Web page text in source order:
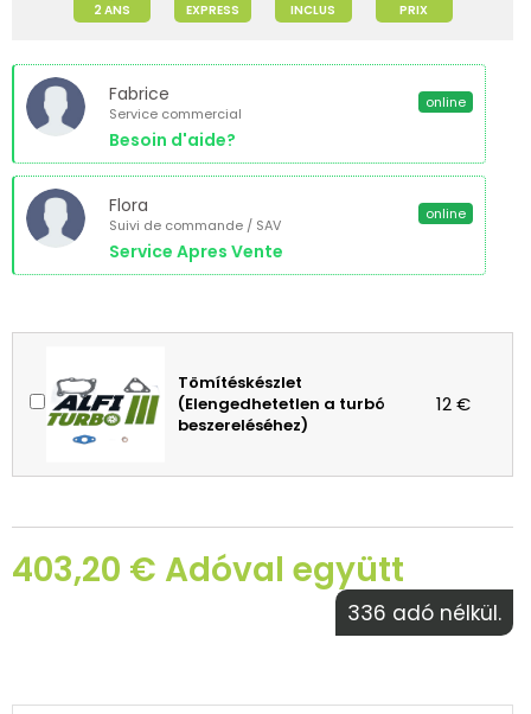
2 ANS EXPRESS INCLUS PRIX
Fabrice
Service commercial
Besoin d'aide?
online
Flora
Suivi de commande / SAV
Service Apres Vente
online
Tömítéskészlet
(Elengedhetetlen a turbó
beszereléséhez)
12 €
403,20 € Adóval együtt
336 adó nélkül.